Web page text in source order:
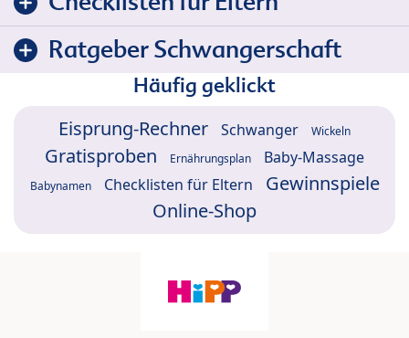
Ratgeber Schwangerschaft
Häufig geklickt
Eisprung-Rechner Schwanger Wickeln
Gratisproben Ernährungsplan Baby-Massage
Babynamen Checklisten für Eltern
Gewinnspiele
Online-Shop